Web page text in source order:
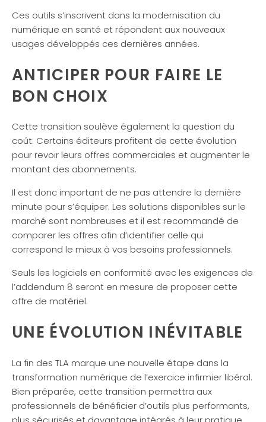
Ces outils s’inscrivent dans la modernisation du
numérique en santé et répondent aux nouveaux
usages développés ces dernières années.
ANTICIPER POUR FAIRE LE
BON CHOIX
Cette transition soulève également la question du
coût. Certains éditeurs profitent de cette évolution
pour revoir leurs offres commerciales et augmenter le
montant des abonnements.
Il est donc important de ne pas attendre la dernière
minute pour s’équiper. Les solutions disponibles sur le
marché sont nombreuses et il est recommandé de
comparer les offres afin d’identifier celle qui
correspond le mieux à vos besoins professionnels.
Seuls les logiciels en conformité avec les exigences de
l’addendum 8 seront en mesure de proposer cette
offre de matériel.
UNE ÉVOLUTION INÉVITABLE
La fin des TLA marque une nouvelle étape dans la
transformation numérique de l’exercice infirmier libéral.
Bien préparée, cette transition permettra aux
professionnels de bénéficier d’outils plus performants,